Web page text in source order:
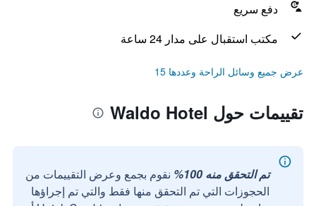
دفع سريع
مكتب استقبال على مدار 24 ساعة
عرض جميع وسائل الراحة وعددها 15
تقييمات حول Waldo Hotel
تم التحقق منه 100%
نقوم بجمع وعرض التقييمات من
الحجوزات التي تم التحقق منها فقط والتي تم إجراؤها